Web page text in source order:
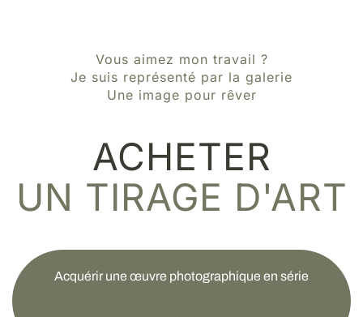
Vous aimez mon travail ?
Je suis représenté par la galerie
Une image pour rêver
ACHETER
UN TIRAGE D'ART
Acquérir une œuvre photographique en série